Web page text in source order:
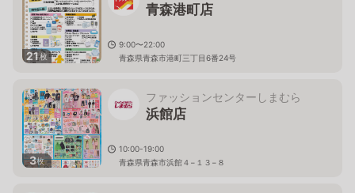
21枚
青森港町店
9:00〜22:00
青森県青森市港町三丁目6番24号
3枚
ファッションセンターしまむら
浜館店
10:00-19:00
青森県青森市浜館４−１３−８